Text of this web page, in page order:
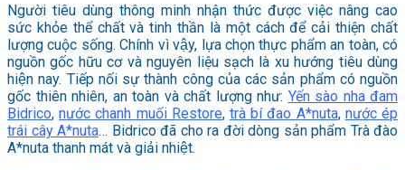
Người tiêu dùng thông minh nhận thức được việc nâng cao
sức khỏe thể chất và tinh thần là một cách để cải thiện chất
lượng cuộc sống. Chính vì vậy, lựa chọn thực phẩm an toàn, có
nguồn gốc hữu cơ và nguyên liệu sạch là xu hướng tiêu dùng
hiện nay. Tiếp nối sự thành công của các sản phẩm có nguồn
gốc thiên nhiên, an toàn và chất lượng như: Yến sào nha đam
Bidrico,nước chanh muối Restore,trà bí đao A*nuta, nước ép
trái cây A*nuta… Bidrico đã cho ra đời dòng sản phẩm Trà đào
A*nuta thanh mát và giải nhiệt.